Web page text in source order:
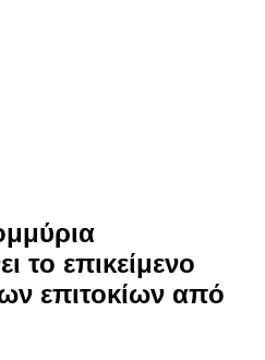
το επικείμενο
επιτοκίων από